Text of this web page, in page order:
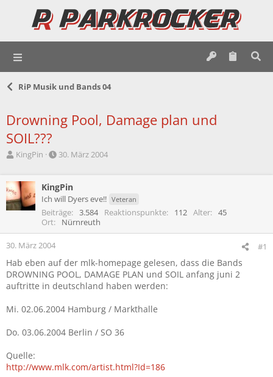
RiP Musik und Bands 04
Drowning Pool, Damage plan und
SOIL???
E
t
e
l
e
KingPin
E
t
e
l
t
30. März 2004
KingPin
Ich will Dyers eve!! Veteran
Beiträge 3.584 Reaktionspunkte 112 Alter
45
Ort
Nürnreuth
30. März 2004 #1
Hab eben auf der mlk-homepage gelesen, dass die Bands
DROWNING POOL, DAMAGE PLAN und SOIL anfang juni 2
auftritte in deutschland haben werden:
Mi. 02.06.2004 Hamburg / Markthalle
Do. 03.06.2004 Berlin / SO 36
Quelle:
http://www.mlk.com/artist.html?Id=186